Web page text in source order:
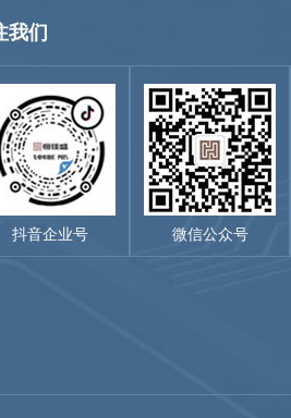
我们
抖音企业号 微信公众号